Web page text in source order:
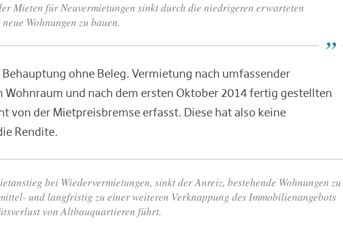
Mieten für Neuvermietungen sinkt durch die niedrigeren erwarteten
Wohnungen zu bauen.
ohne Beleg. Vermietung nach umfassender
Wohnraum und nach dem ersten Oktober 2014 fertig gestellten
von der Mietpreisbremse erfasst. Diese hat also keine
Rendite.
bei Wiedervermietungen, sinkt der Anreiz, bestehende Wohnungen zu
und langfristig zu einer weiteren Verknappung des Immobilienangebots
von Altbauquartieren führt.